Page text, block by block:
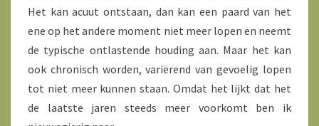
Het kan acuut ontstaan, dan kan een paard van het
ene op het andere moment niet meer lopen en neemt
de typische ontlastende houding aan. Maar het kan
ook chronisch worden, variërend van gevoelig lopen
tot niet meer kunnen staan. Omdat het lijkt dat het
de laatste jaren steeds meer voorkomt ben ik